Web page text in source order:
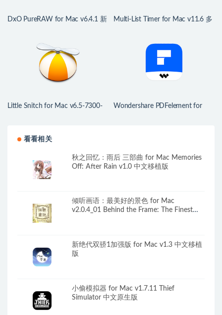
DxO PureRAW for Mac v6.4.1 新
Multi-List Timer for Mac v11.6 多
Little Snitch for Mac v6.5-7300-
Wondershare PDFelement for
看看相关
秋之回忆：雨后 三部曲 for Mac Memories
Off: After Rain v1.0 中文移植版
倾听画语：最美好的景色 for Mac
v2.0.4_01 Behind the Frame: The Finest
新绝代双骄1加强版 for Mac v1.3 中文移植
版
小偷模拟器 for Mac v1.7.11 Thief
Simulator 中文原生版